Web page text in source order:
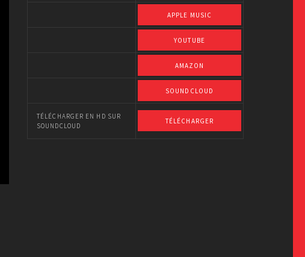
APPLE MUSIC
YOUTUBE
AMAZON
SOUNDCLOUD
TÉLÉCHARGER EN HD SUR
SOUNDCLOUD
TÉLÉCHARGER